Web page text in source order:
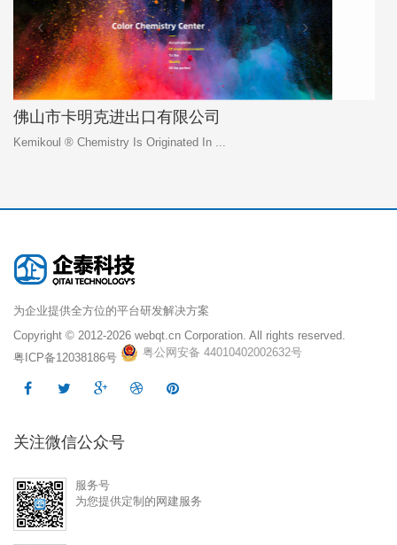
佛山市卡明克进出口有限公司
Kemikoul ® Chemistry Is Originated In ...
为企业提供全方位的平台研发解决方案
Copyright © 2012-2026 webqt.cn Corporation. All rights reserved.
粤ICP备12038186号
粤公网安备 44010402002632号
关注微信公众号
服务号
为您提供定制的网建服务